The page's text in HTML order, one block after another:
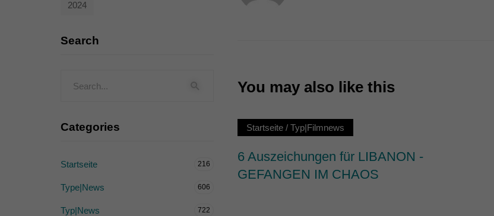
You may also like this
Startseite/ Typ|Filmnews
6 Auszeichungen für LIBANON -
GEFANGEN IM CHAOS
2024
Search
Categories
Startseite 216
Type|News 606
Typ|News 722